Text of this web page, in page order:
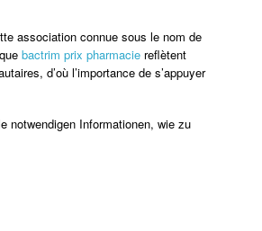
association connue sous le nom de
bactrim prix pharmacie reflètent
d’où l’importance de s’appuyer
notwendigen Informationen, wie zu